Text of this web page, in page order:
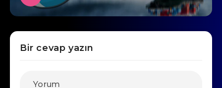
Bir cevap yazın